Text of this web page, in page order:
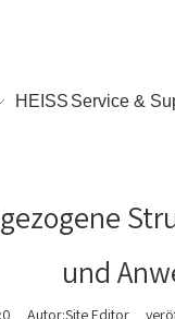
HEISS Service &
und
0 Autor:Site Editor